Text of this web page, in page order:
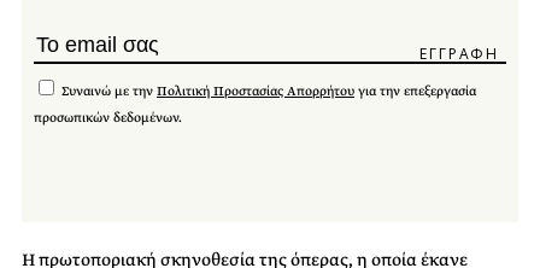
Συναινώ με την Πολιτική Προστασίας Απορρήτου για την επεξεργασία
προσωπικών δεδομένων.
Η πρωτοποριακή σκηνοθεσία της όπερας, η οποία έκανε